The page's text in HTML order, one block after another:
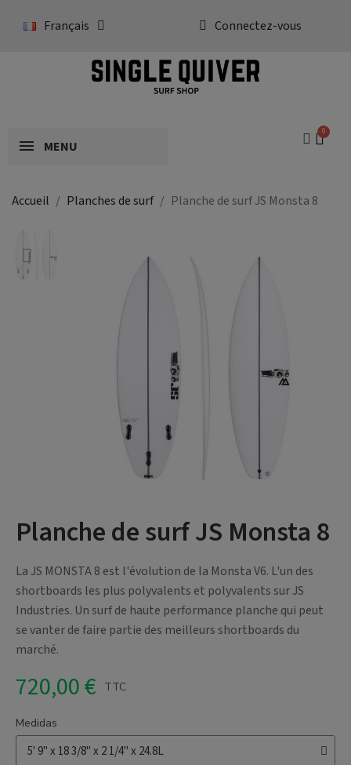
Français Connectez-vous
MENU
Accueil Planches de surf Planche de surf JS Monsta 8
Planche de surf JS Monsta 8
La JS MONSTA 8 est l'évolution de la Monsta V6. L'un des
shortboards les plus polyvalents et polyvalents sur JS
Industries. Un surf de haute performance planche qui peut
se vanter de faire partie des meilleurs shortboards du
marché.
720,00 € TTC
Medidas